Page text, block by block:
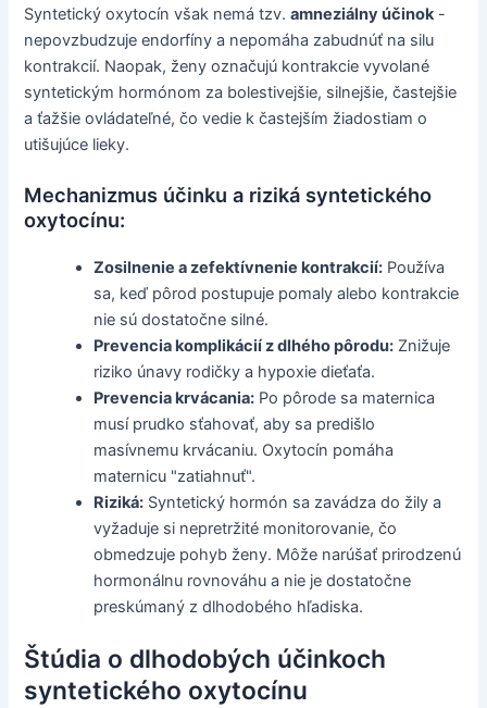
Syntetický oxytocín však nemá tzv.amneziálny účinok-
nepovzbudzuje endorfíny a nepomáha zabudnúť na silu
kontrakcií. Naopak, ženy označujú kontrakcie vyvolané
syntetickým hormónom za bolestivejšie, silnejšie, častejšie
a ťažšie ovládateľné, čo vedie k častejším žiadostiam o
utišujúce lieky.
Mechanizmus účinku a riziká syntetického
oxytocínu:
Zosilnenie a zefektívnenie kontrakcií: Používa
sa, keď pôrod postupuje pomaly alebo kontrakcie
nie sú dostatočne silné.
Prevencia komplikácií z dlhého pôrodu: Znižuje
riziko únavy rodičky a hypoxie dieťaťa.
Prevencia krvácania: Po pôrode sa maternica
musí prudko sťahovať, aby sa predišlo
masívnemu krvácaniu. Oxytocín pomáha
maternicu "zatiahnuť".
Riziká: Syntetický hormón sa zavádza do žily a
vyžaduje si nepretržité monitorovanie, čo
obmedzuje pohyb ženy. Môže narúšať prirodzenú
hormonálnu rovnováhu a nie je dostatočne
preskúmaný z dlhodobého hľadiska.
Štúdia o dlhodobých účinkoch
syntetického oxytocínu